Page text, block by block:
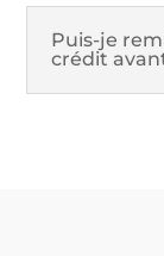
Puis-je
crédit